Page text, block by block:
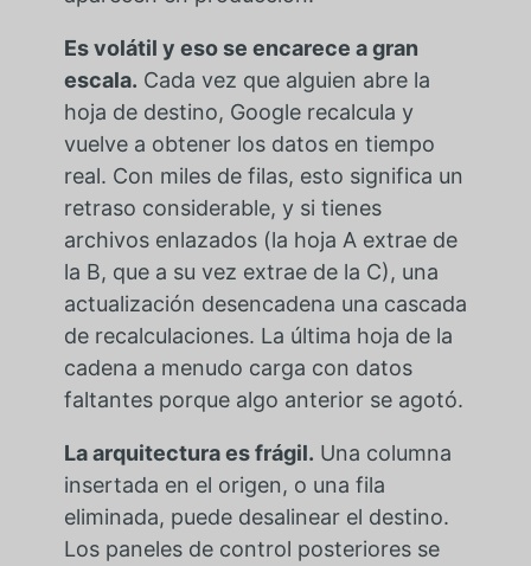
Es volátil y eso se encarece a gran
escala. Cada vez que alguien abre la
hoja de destino, Google recalcula y
vuelve a obtener los datos en tiempo
real. Con miles de filas, esto significa un
retraso considerable, y si tienes
archivos enlazados (la hoja A extrae de
la B, que a su vez extrae de la C), una
actualización desencadena una cascada
de recalculaciones. La última hoja de la
cadena a menudo carga con datos
faltantes porque algo anterior se agotó.
La arquitectura es frágil. Una columna
insertada en el origen, o una fila
eliminada, puede desalinear el destino.
Los paneles de control posteriores se